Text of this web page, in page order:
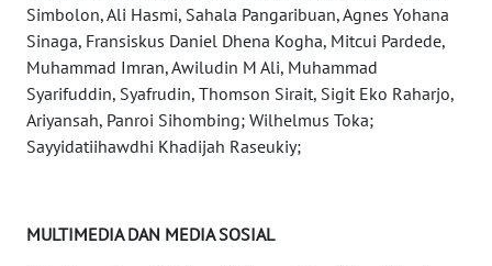
Simbolon, Ali Hasmi, Sahala Pangaribuan, Agnes Yohana
Sinaga, Fransiskus Daniel Dhena Kogha, Mitcui Pardede,
Muhammad Imran, Awiludin M Ali, Muhammad
Syarifuddin, Syafrudin, Thomson Sirait, Sigit Eko Raharjo,
Ariyansah, Panroi Sihombing; Wilhelmus Toka;
Sayyidatiihawdhi Khadijah Raseukiy;
MULTIMEDIA DAN MEDIA SOSIAL
WN
SUMBAR
WN
WN
BENGKULU